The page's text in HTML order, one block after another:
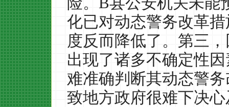
化已对动态警务改革
度反而降低了。第三
出现了诸多不确定性
难准确判断其动态警
致地方政府很难下决